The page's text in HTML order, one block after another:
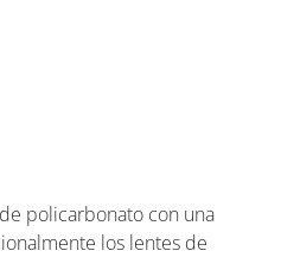
policarbonato con una
los lentes de